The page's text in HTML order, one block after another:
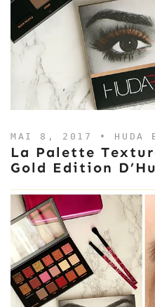
MAI 8, 2017 • HUDA
La Palette
Gold Edition